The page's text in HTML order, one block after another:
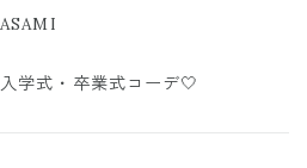
ASAMI
入学式・卒業式コーデ🤍